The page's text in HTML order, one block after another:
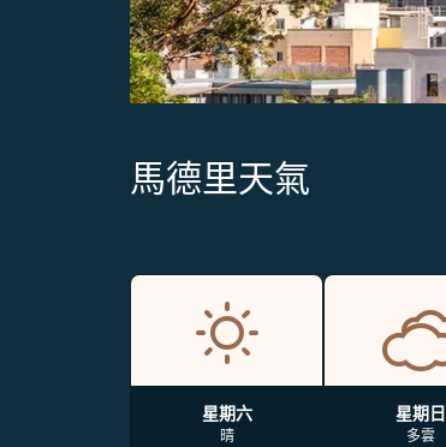
馬德里天氣
星期六
晴
星期日
多雲